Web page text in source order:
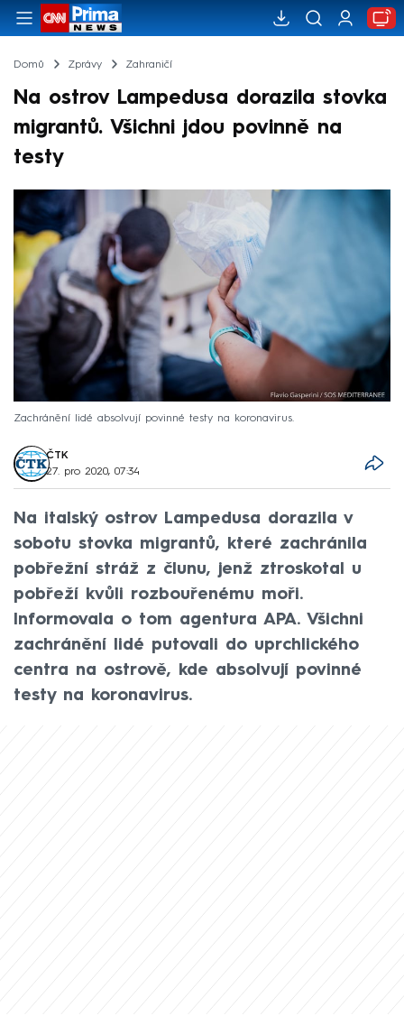
Domů Zprávy Zahraničí
Na ostrov Lampedusa dorazila stovka
migrantů. Všichni jdou povinně na
testy
Zachránění lidé absolvují povinné testy na koronavirus.
ČTK
27. pro 2020, 07:34
Na italský ostrov Lampedusa dorazila v
sobotu stovka migrantů, které zachránila
pobřežní stráž z člunu, jenž ztroskotal u
pobřeží kvůli rozbouřenému moři.
Informovala o tom agentura APA. Všichni
zachránění lidé putovali do uprchlického
centra na ostrově, kde absolvují povinné
testy na koronavirus.